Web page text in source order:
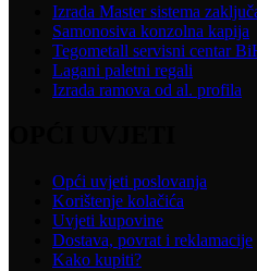
Izrada Master sistema
Samonosiva konzolna kapija
Tegometall servisni centar
Lagani paletni regali
Izrada ramova od al. profila
Opći uvjeti poslovanja
Korištenje kolačića
Uvjeti kupovine
Dostava, povrat i reklamacije
Kako kupiti?